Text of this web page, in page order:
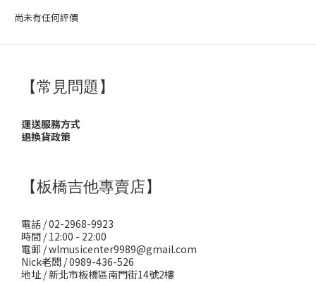
尚未有任何評價
【常見問題】
運送服務方式
退換貨政策
【板橋吉他專賣店】
電話 / 02-2968-9923
時間 / 12:00 - 22:00
電郵 / wlmusicenter9989@gmail.com
Nick老闆 / 0989-436-526
地址 / 新北市板橋區南門街14號2樓